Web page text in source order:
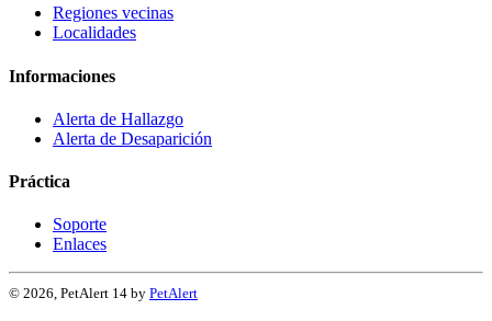
Regiones vecinas
Localidades
Informaciones
Alerta de Hallazgo
Alerta de Desaparición
Práctica
Soporte
Enlaces
© 2026, PetAlert 14 by PetAlert